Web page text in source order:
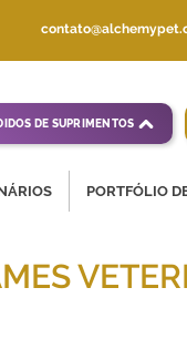
DE SUPRIMENTOS
PORTFÓLIO